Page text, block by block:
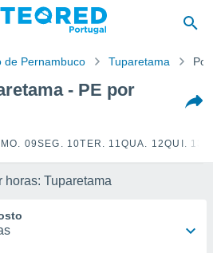
de Pernambuco Tuparetama
- PE por
09SEG. 10TER. 11QUA. 12QUI. 13
horas: Tuparetama